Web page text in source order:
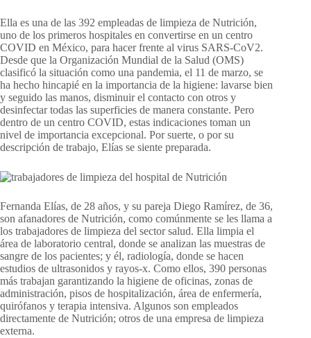
Ella es una de las 392 empleadas de limpieza de Nutrición,
uno de los primeros hospitales en convertirse en un centro
COVID en México, para hacer frente al virus SARS-CoV2.
Desde que la Organización Mundial de la Salud (OMS)
clasificó la situación como una pandemia, el 11 de marzo, se
ha hecho hincapié en la importancia de la higiene: lavarse bien
y seguido las manos, disminuir el contacto con otros y
desinfectar todas las superficies de manera constante. Pero
dentro de un centro COVID, estas indicaciones toman un
nivel de importancia excepcional. Por suerte, o por su
descripción de trabajo, Elías se siente preparada.
Fernanda Elías, de 28 años, y su pareja Diego Ramírez, de 36,
son afanadores de Nutrición, como comúnmente se les llama a
los trabajadores de limpieza del sector salud. Ella limpia el
área de laboratorio central, donde se analizan las muestras de
sangre de los pacientes; y él, radiología, donde se hacen
estudios de ultrasonidos y rayos-x. Como ellos, 390 personas
más trabajan garantizando la higiene de oficinas, zonas de
administración, pisos de hospitalización, área de enfermería,
quirófanos y terapia intensiva. Algunos son empleados
directamente de Nutrición; otros de una empresa de limpieza
externa.